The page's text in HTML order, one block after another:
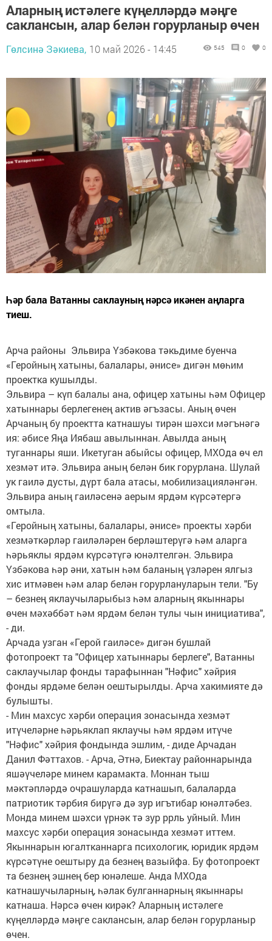
Аларның истәлеге күңелләрдә мәңге
саклансын, алар белән горурланыр өчен
Гөлсинә Зәкиева, 10 май 2026 - 14:45 545 0 0
Һәр бала Ватанны саклауның нәрсә икәнен аңларга
тиеш.
Арча районы Эльвира Үзбәкова тәкьдиме буенча
«Геройның хатыны, балалары, әнисе» дигән мөһим
проектка кушылды.
Эльвира – күп балалы ана, офицер хатыны һәм Офицер
хатыннары берлегенең актив әгъзасы. Аның өчен
Арчаның бу проектта катнашуы тирән шәхси мәгънәгә
ия: әбисе Яңа Иябаш авылыннан. Авылда аның
туганнары яши. Икетуган абыйсы офицер, МХОда өч ел
хезмәт итә. Эльвира аның белән бик горурлана. Шулай
ук гаилә дусты, дүрт бала атасы, мобилизацияләнгән.
Эльвира аның гаиләсенә аерым ярдәм күрсәтергә
омтыла.
«Геройның хатыны, балалары, әнисе» проекты хәрби
хезмәткәрләр гаиләләрен берләштерүгә һәм аларга
һәрьяклы ярдәм күрсәтүгә юнәлтелгән. Эльвира
Үзбәкова һәр әни, хатын һәм баланың үзләрен ялгыз
хис итмәвен һәм алар белән горурлануларын тели. "Бу
– безнең яклаучыларыбыз һәм аларның якыннары
өчен мәхәббәт һәм ярдәм белән тулы чын инициатива",
- ди.
Арчада узган «Герой гаиләсе» дигән бушлай
фотопроект та "Офицер хатыннары берлеге", Ватанны
саклаучылар фонды тарафыннан "Нәфис" хәйрия
фонды ярдәме белән оештырылды. Арча хакимияте дә
булышты.
- Мин махсус хәрби операция зонасында хезмәт
итүчеләрне һәрьяклап яклаучы һәм ярдәм итүче
"Нәфис" хәйрия фондында эшлим, - диде Арчадан
Данил Фәттахов. - Арча, Әтнә, Биектау районнарында
яшәүчеләре минем карамакта. Моннан тыш
мәктәпләрдә очрашуларда катнашып, балаларда
патриотик тәрбия бирүгә дә зур игътибар юнәлтәбез.
Монда минем шәхси үрнәк тә зур ррль уйный. Мин
махсус хәрби операция зонасында хезмәт иттем.
Якыннарын югалтканнарга психологик, юридик ярдәм
күрсәтүне оештыру да безнең вазыйфа. Бу фотопроект
та безнең эшнең бер юнәлеше. Анда МХОда
катнашучыларның, һәлак булганнарның якыннары
катнаша. Нәрсә өчен кирәк? Аларның истәлеге
күңелләрдә мәңге саклансын, алар белән горурланыр
өчен.